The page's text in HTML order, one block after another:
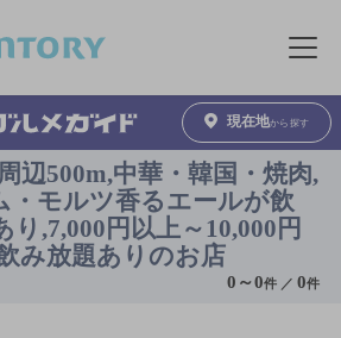
メニュ
現在地から探す
辺500m,中華・韓国・焼肉,
・モルツ香るエールが飲
,7,000円以上～10,000円
み放題ありのお店
0 ～0件 ／0件